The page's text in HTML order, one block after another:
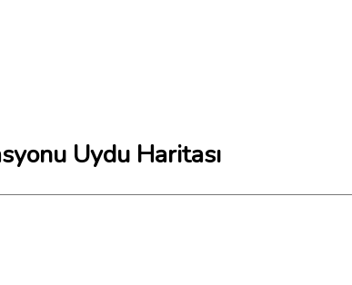
Uydu Haritası